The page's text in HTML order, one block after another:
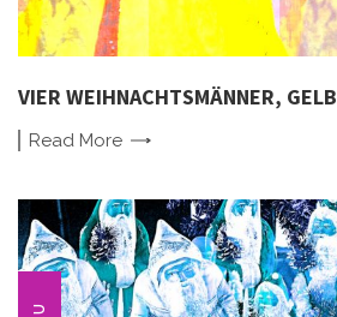
VIER WEIHNACHTSMÄNNER, GELB
Read More